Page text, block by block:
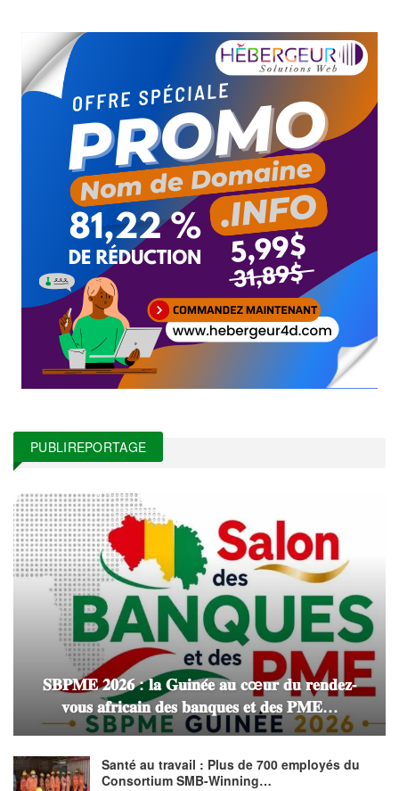
PUBLIREPORTAGE
𝐒𝐁𝐏𝐌𝐄 𝟐𝟎𝟐𝟔 : 𝐥𝐚 𝐆𝐮𝐢𝐧𝐞́𝐞 𝐚𝐮 𝐜œ𝐮𝐫 𝐝𝐮 𝐫𝐞𝐧𝐝𝐞𝐳-
𝐯𝐨𝐮𝐬 𝐚𝐟𝐫𝐢𝐜𝐚𝐢𝐧 𝐝𝐞𝐬 𝐛𝐚𝐧𝐪𝐮𝐞𝐬 𝐞𝐭 𝐝𝐞𝐬 𝐏𝐌𝐄…
Santé au travail : Plus de 700 employés du
Consortium SMB-Winning…